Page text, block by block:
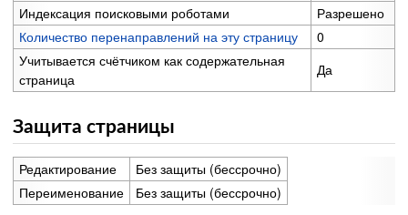
Индексация поисковыми роботами
Разрешено
Количество перенаправлений на эту страницу
0
Учитывается счётчиком как содержательная
страница
Да
Защита страницы
Редактирование
Без защиты (бессрочно)
Переименование
Без защиты (бессрочно)